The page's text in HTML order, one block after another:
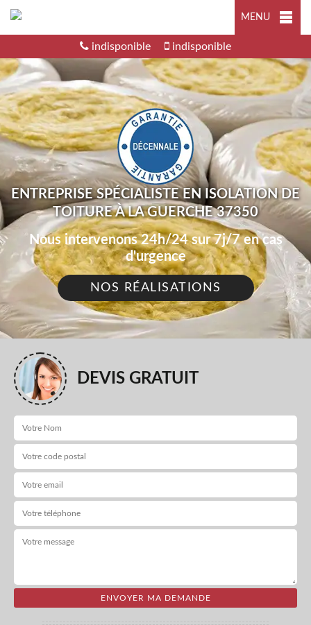
MENU
indisponible indisponible
ENTREPRISE SPÉCIALISTE EN ISOLATION DE
TOITURE À LA GUERCHE 37350
Nous intervenons 24h/24 sur 7j/7 en cas
d'urgence
NOS RÉALISATIONS
DEVIS GRATUIT